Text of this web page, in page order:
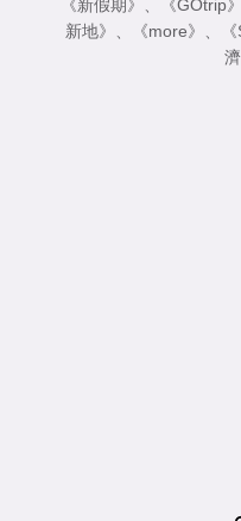
《新假期》 、 《GOtrip》
新地》 、 《more》 、